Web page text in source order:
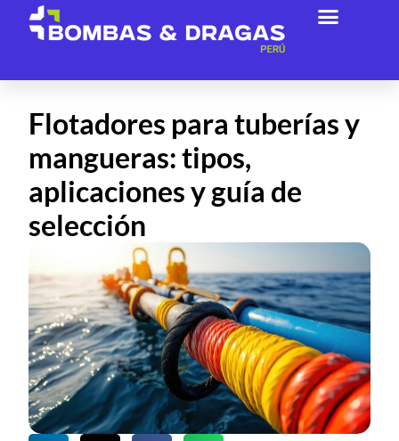
Flotadores para tuberías y
mangueras: tipos,
aplicaciones y guía de
selección